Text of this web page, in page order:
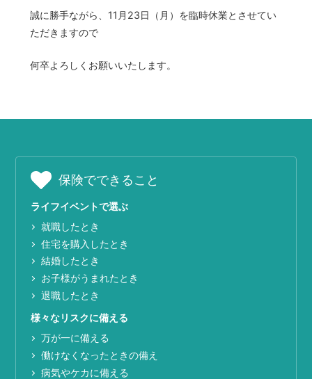
誠に勝手ながら、11月23日（月）を臨時休業とさせてい
ただきますので
何卒よろしくお願いいたします。
保険でできること
ライフイベントで選ぶ
就職したとき
住宅を購入したとき
結婚したとき
お子様がうまれたとき
退職したとき
様々なリスクに備える
万が一に備える
働けなくなったときの備え
病気やケカに備える